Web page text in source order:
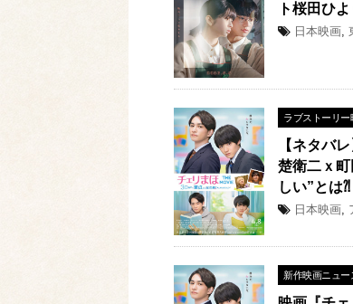
ト桜田ひ
日本映画,
ラブストーリー
【ネタバ
楚衛二ｘ
しい”とは⁈
日本映画,
新作映画ニュー